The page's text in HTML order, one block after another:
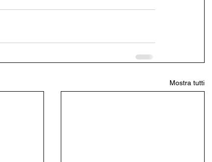
Mostra tutti